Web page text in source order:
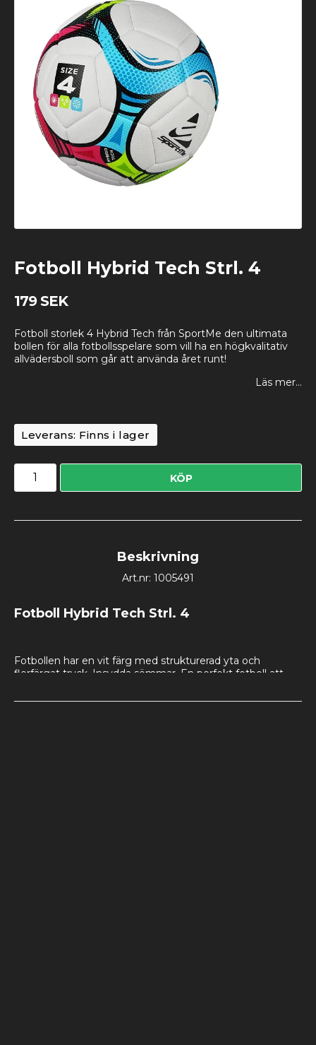
Fotboll Hybrid Tech Strl. 4
179 SEK
Fotboll storlek 4 Hybrid Tech från SportMe den ultimata
bollen för alla fotbollsspelare som vill ha en högkvalitativ
allvädersboll som går att använda året runt!
Läs mer...
Leverans: Finns i lager
KÖP
Beskrivning
Art.nr: 1005491
Fotboll Hybrid Tech Strl. 4
Fotbollen har en vit färg med strukturerad yta och
flerfärgat tryck. Insydda sömmar. En perfekt fotboll att